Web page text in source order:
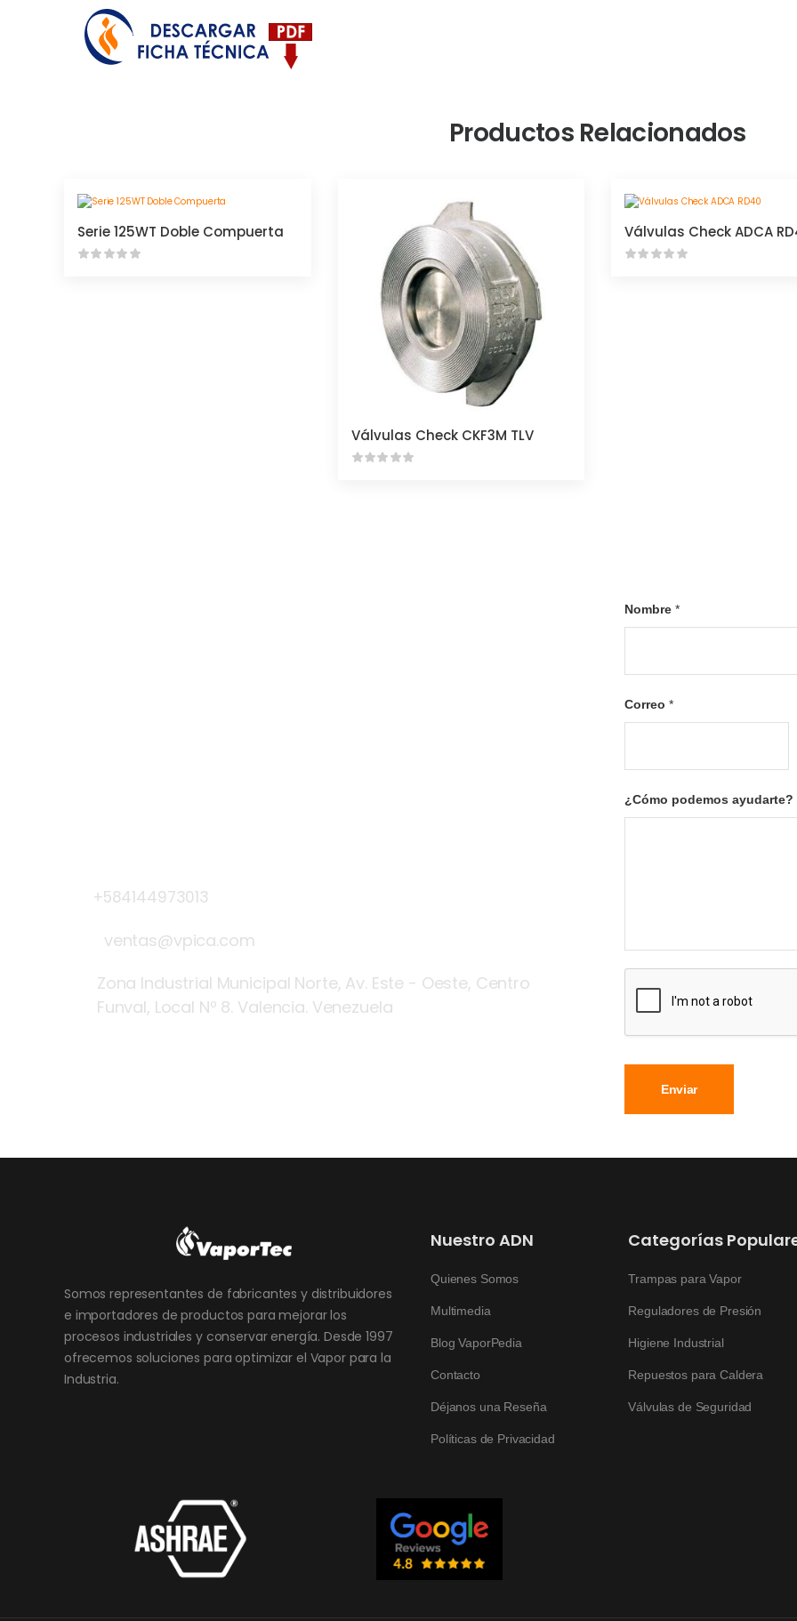
Productos Relacionados
Serie 125WT Doble Compuerta
Válvulas Check CKF3M TLV
Válvulas Check ADCA
+584144973013
ventas@vpica.com
Zona Industrial Municipal Norte, Av. Este - Oeste, Centro
Funval, Local Nº 8. Valencia. Venezuela
Nombre *
r
s
Correo *
¿Cómo podemos ayudarte?
Enviar
Somos representantes de fabricantes y distribuidores
e importadores de productos para mejorar los
procesos industriales y conservar energía. Desde 1997
ofrecemos soluciones para optimizar el Vapor para la
Industria.
Nuestro ADN
Quienes Somos
Multimedia
Blog VaporPedia
Contacto
Déjanos una Reseña
Políticas de Privacidad
Categorías
Trampas para Vapor
Reguladores de Presión
Higiene Industrial
Repuestos para Caldera
Válvulas de Seguridad